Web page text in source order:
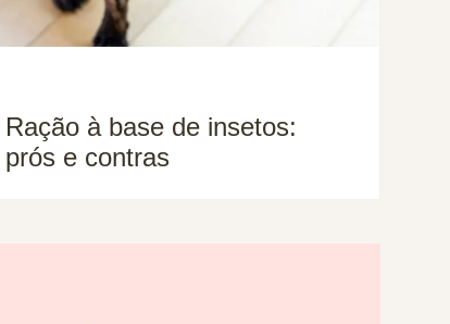
Ração à base de insetos:
prós e contras